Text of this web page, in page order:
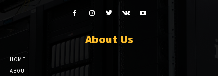
About Us
HOME
ABOUT